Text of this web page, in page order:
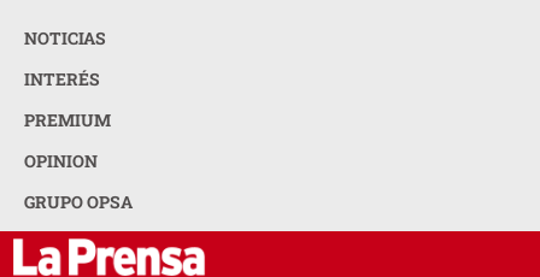
NOTICIAS
INTERÉS
PREMIUM
OPINION
GRUPO OPSA